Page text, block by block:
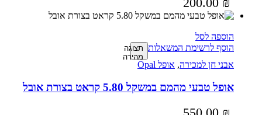
הוספה לסל
הוסף לרשימת המשאלות תצוגה
מהירה
אבני חן למכירה, אופל Opal
אופל טבעי מהמם במשקל 5.80 קראט בצורת אובל